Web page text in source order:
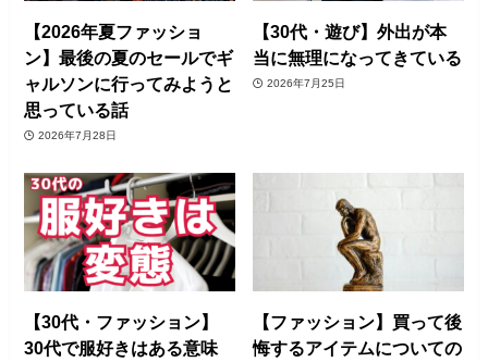
【2026年夏ファッショ
ン】最後の夏のセールでギ
ャルソンに行ってみようと
思っている話
2026年7月28日
【30代・遊び】外出が本
当に無理になってきている
2026年7月25日
【30代・ファッション】
30代で服好きはある意味
【ファッション】買って後
悔するアイテムについての